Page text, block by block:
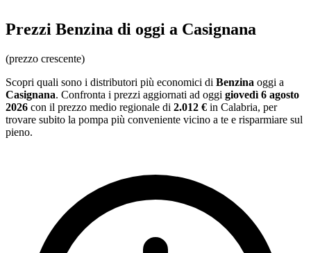
Prezzi Benzina di oggi a Casignana
(prezzo crescente)
Scopri quali sono i distributori più economici di Benzina oggi a
Casignana. Confronta i prezzi aggiornati ad oggi giovedì 6 agosto
2026 con il prezzo medio regionale di 2.012 € in Calabria, per
trovare subito la pompa più conveniente vicino a te e risparmiare sul
pieno.